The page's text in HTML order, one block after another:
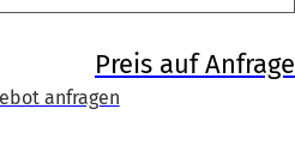
Preis auf Anfrage
anfragen